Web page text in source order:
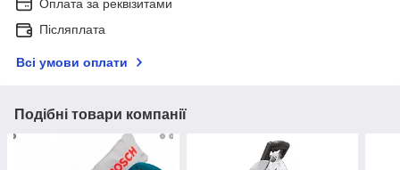
Оплата за реквізитами
Післяплата
Всі умови оплати
Подібні товари компанії